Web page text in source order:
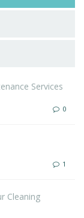
Services
0
1
Cleaning